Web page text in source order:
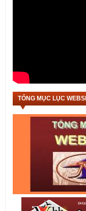
TỔNG MỤC LỤC